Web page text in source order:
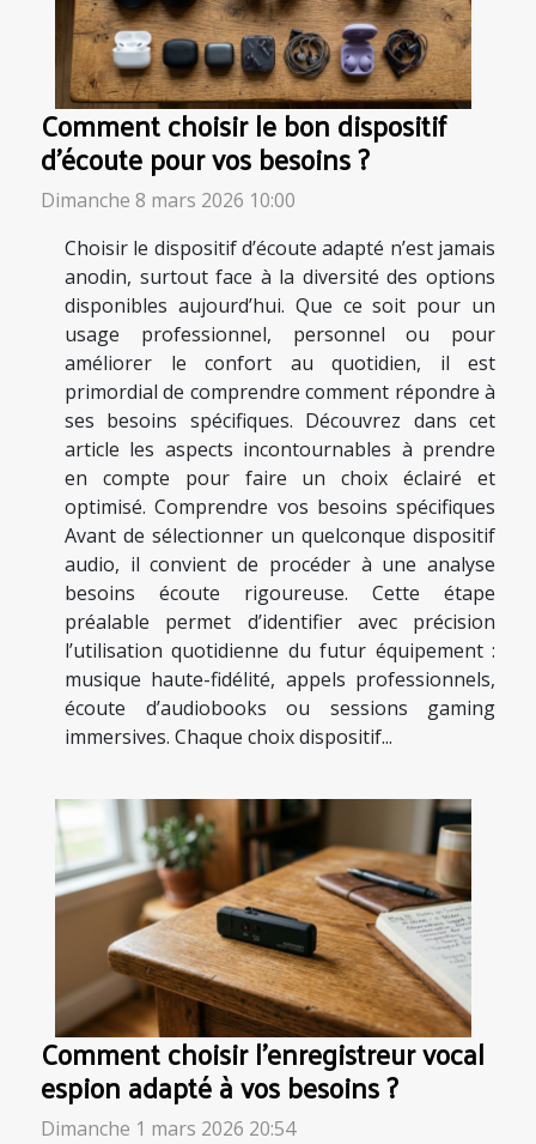
Comment choisir le bon dispositif
d'écoute pour vos besoins ?
Dimanche 8 mars 2026 10:00
Choisir le dispositif d’écoute adapté n’est jamais
anodin, surtout face à la diversité des options
disponibles aujourd’hui. Que ce soit pour un
usage professionnel, personnel ou pour
améliorer le confort au quotidien, il est
primordial de comprendre comment répondre à
ses besoins spécifiques. Découvrez dans cet
article les aspects incontournables à prendre
en compte pour faire un choix éclairé et
optimisé. Comprendre vos besoins spécifiques
Avant de sélectionner un quelconque dispositif
audio, il convient de procéder à une analyse
besoins écoute rigoureuse. Cette étape
préalable permet d’identifier avec précision
l’utilisation quotidienne du futur équipement :
musique haute-fidélité, appels professionnels,
écoute d’audiobooks ou sessions gaming
immersives. Chaque choix dispositif...
Comment choisir l'enregistreur vocal
espion adapté à vos besoins ?
Dimanche 1 mars 2026 20:54